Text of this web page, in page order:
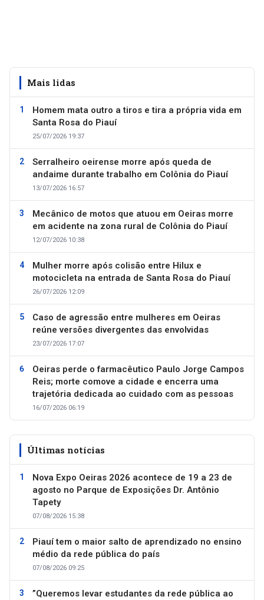
Mais lidas
Homem mata outro a tiros e tira a própria vida em
Santa Rosa do Piauí
25/07/2026 19:37
Serralheiro oeirense morre após queda de
andaime durante trabalho em Colônia do Piauí
13/07/2026 16:57
Mecânico de motos que atuou em Oeiras morre
em acidente na zona rural de Colônia do Piauí
12/07/2026 10:38
Mulher morre após colisão entre Hilux e
motocicleta na entrada de Santa Rosa do Piauí
26/07/2026 12:09
Caso de agressão entre mulheres em Oeiras
reúne versões divergentes das envolvidas
23/07/2026 17:07
Oeiras perde o farmacêutico Paulo Jorge Campos
Reis; morte comove a cidade e encerra uma
trajetória dedicada ao cuidado com as pessoas
16/07/2026 06:19
Últimas notícias
Nova Expo Oeiras 2026 acontece de 19 a 23 de
agosto no Parque de Exposições Dr. Antônio
Tapety
07/08/2026 15:38
Piauí tem o maior salto de aprendizado no ensino
médio da rede pública do país
07/08/2026 09:25
”Queremos levar estudantes da rede pública ao